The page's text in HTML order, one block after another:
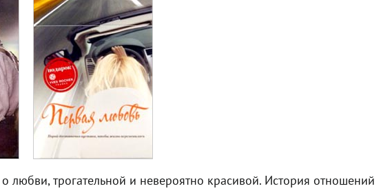
любви, трогательной и невероятно красивой. История отношений